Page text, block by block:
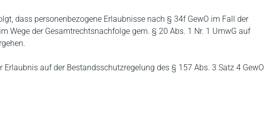
dass personenbezogene Erlaubnisse nach § 34f GewO im Fall der
Wege der Gesamtrechtsnachfolge gem. § 20 Abs. 1 Nr. 1 UmwG auf
Erlaubnis auf der Bestandsschutzregelung des § 157 Abs. 3 Satz 4 GewO